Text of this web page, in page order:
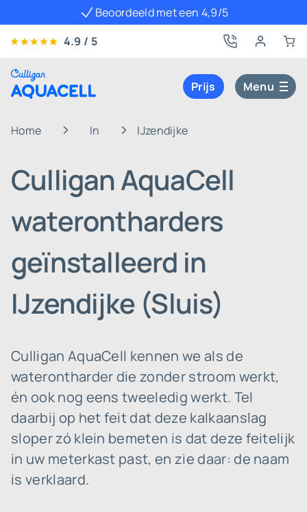
Beoordeeld met een 4,9/5
4.9 / 5
Prijs Menu
Home In IJzendijke
Culligan AquaCell
waterontharders
geïnstalleerd in
IJzendijke (Sluis)
Culligan AquaCell kennen we als de
waterontharder die zonder stroom werkt,
én ook nog eens tweeledig werkt. Tel
daarbij op het feit dat deze kalkaanslag
sloper zó klein bemeten is dat deze feitelijk
in uw meterkast past, en zie daar: de naam
is verklaard.